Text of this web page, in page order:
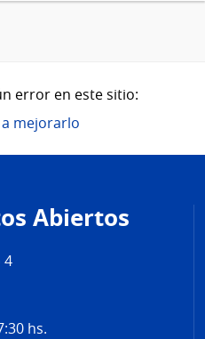
error en este sitio:
mejorarlo
Abiertos
4
hs.